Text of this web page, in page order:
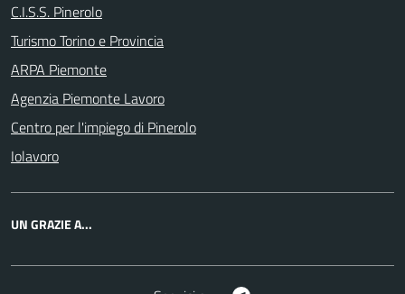
C.I.S.S. Pinerolo
Turismo Torino e Provincia
ARPA Piemonte
Agenzia Piemonte Lavoro
Centro per l'impiego di Pinerolo
Iolavoro
UN GRAZIE A...